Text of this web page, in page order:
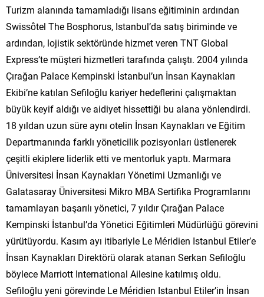
Turizm alanında tamamladığı lisans eğitiminin ardından
Swissôtel The Bosphorus, Istanbul’da satış biriminde ve
ardından, lojistik sektöründe hizmet veren TNT Global
Express’te müşteri hizmetleri tarafında çalıştı. 2004 yılında
Çırağan Palace Kempinski İstanbul’un İnsan Kaynakları
Ekibi’ne katılan Sefiloğlu kariyer hedeflerini çalışmaktan
büyük keyif aldığı ve aidiyet hissettiği bu alana yönlendirdi.
18 yıldan uzun süre aynı otelin İnsan Kaynakları ve Eğitim
Departmanında farklı yöneticilik pozisyonları üstlenerek
çeşitli ekiplere liderlik etti ve mentorluk yaptı. Marmara
Üniversitesi İnsan Kaynakları Yönetimi Uzmanlığı ve
Galatasaray Üniversitesi Mikro MBA Sertifika Programlarını
tamamlayan başarılı yönetici, 7 yıldır Çırağan Palace
Kempinski İstanbul’da Yönetici Eğitimleri Müdürlüğü görevini
yürütüyordu. Kasım ayı itibariyle Le Méridien Istanbul Etiler’e
İnsan Kaynakları Direktörü olarak atanan Serkan Sefiloğlu
böylece Marriott International Ailesine katılmış oldu.
Sefiloğlu yeni görevinde Le Méridien Istanbul Etiler’in İnsan